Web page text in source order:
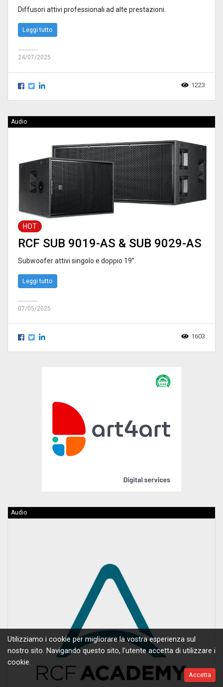
Utilizziamo i cookie per migliorare la vostra esperienza sul
nostro sito. Navigando questo sito, l'utente accetta di utilizzare i
cookie.
Accetta
Diffusori attivi professionali ad alte prestazioni.
Leggi tutto
24/07/2025
1223
Audio
HOT
RCF SUB 9019-AS & SUB 9029-AS
Subwoofer attivi singolo e doppio 19”.
Leggi tutto
07/05/2025
1603
Audio